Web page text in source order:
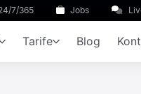
7/365 Jobs
Tarife Blog